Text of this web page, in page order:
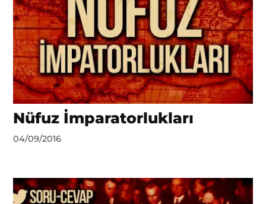
Nüfuz İmparatorlukları
by
04/09/2016